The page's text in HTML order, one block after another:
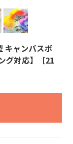
キャンバスボ
グ対応】［21